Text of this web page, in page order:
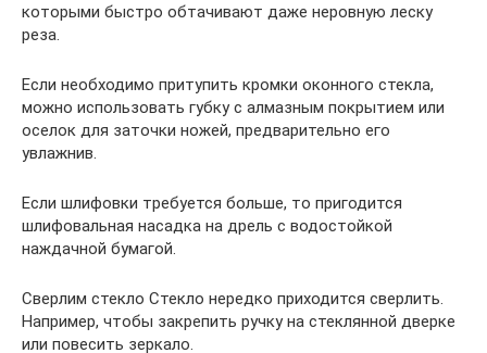
которыми быстро обтачивают даже неровную леску
реза.
Если необходимо притупить кромки оконного стекла,
можно использовать губку с алмазным покрытием или
оселок для заточки ножей, предварительно его
увлажнив.
Если шлифовки требуется больше, то пригодится
шлифовальная насадка на дрель с водостойкой
наждачной бумагой.
Сверлим стекло Стекло нередко приходится сверлить.
Например, чтобы закрепить ручку на стеклянной дверке
или повесить зеркало.